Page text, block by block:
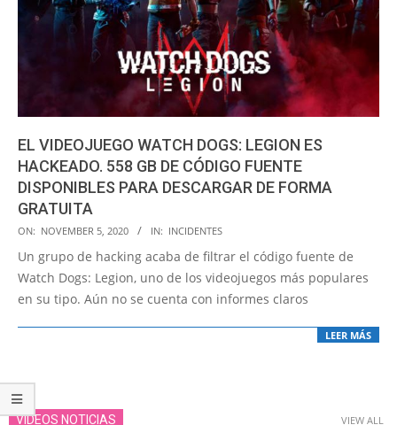
EL VIDEOJUEGO WATCH DOGS: LEGION ES
HACKEADO. 558 GB DE CÓDIGO FUENTE
DISPONIBLES PARA DESCARGAR DE FORMA
GRATUITA
2020-
11-
05
ON: NOVEMBER 5, 2020 IN: INCIDENTES
Un grupo de hacking acaba de filtrar el código fuente de
Watch Dogs: Legion, uno de los videojuegos más populares
en su tipo. Aún no se cuenta con informes claros
LEER MÁS
VIDEOS NOTICIAS VIEW ALL